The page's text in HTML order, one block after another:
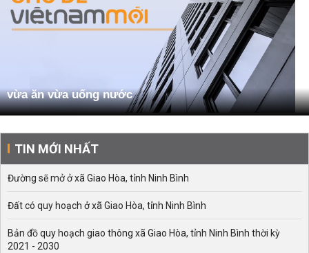
vừa ăn vừa uống nước
TIN MỚI NHẤT
Đường sẽ mở ở xã Giao Hòa, tỉnh Ninh Bình
Đất có quy hoạch ở xã Giao Hòa, tỉnh Ninh Bình
Bản đồ quy hoạch giao thông xã Giao Hòa, tỉnh Ninh Bình thời kỳ
2021 - 2030